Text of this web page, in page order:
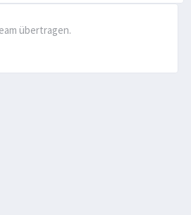
übertragen.